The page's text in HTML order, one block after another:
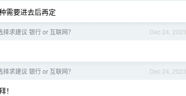
需要进去后再定
Dec 24, 2023
求建议 银行 or 互联网？
Dec 24, 2023
求建议 银行 or 互联网？
！